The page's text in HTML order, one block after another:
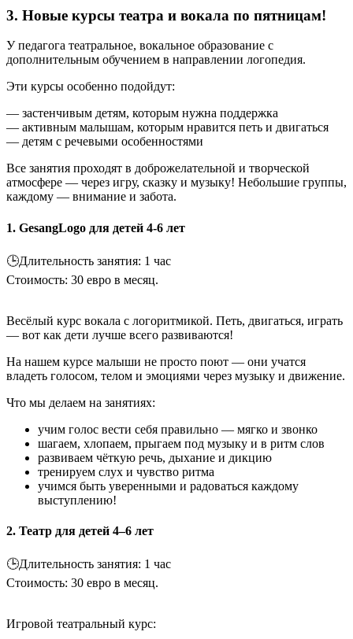
3. Новые курсы театра и вокала по пятницам!
У педагога театральное, вокальное образование с
дополнительным обучением в направлении логопедия.
Эти курсы особенно подойдут:
— застенчивым детям, которым нужна поддержка
— активным малышам, которым нравится петь и двигаться
— детям с речевыми особенностями
Все занятия проходят в доброжелательной и творческой
атмосфере — через игру, сказку и музыку! Небольшие группы,
каждому — внимание и забота.
1. GesangLogo для детей 4-6 лет
🕒Длительность занятия: 1 час
Cтоимость: 30 евро в месяц.
Весёлый курс вокала с логоритмикой. Петь, двигаться, играть
— вот как дети лучше всего развиваются!
На нашем курсе малыши не просто поют — они учатся
владеть голосом, телом и эмоциями через музыку и движение.
Что мы делаем на занятиях:
учим голос вести себя правильно — мягко и звонко
шагаем, хлопаем, прыгаем под музыку и в ритм слов
развиваем чёткую речь, дыхание и дикцию
тренируем слух и чувство ритма
учимся быть уверенными и радоваться каждому
выступлению!
2. Театр для детей 4–6 лет
🕒Длительность занятия: 1 час
Cтоимость: 30 евро в месяц.
Игровой театральный курс: